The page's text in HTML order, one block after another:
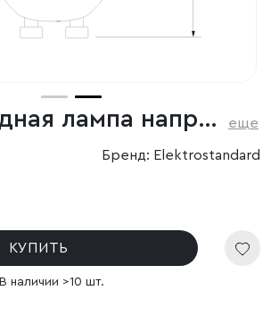
Светодиодная лампа направленного света JCDR 7W 4200K GU10 еще
Бренд: Elektrostandard
КУПИТЬ
В наличии >10 шт.